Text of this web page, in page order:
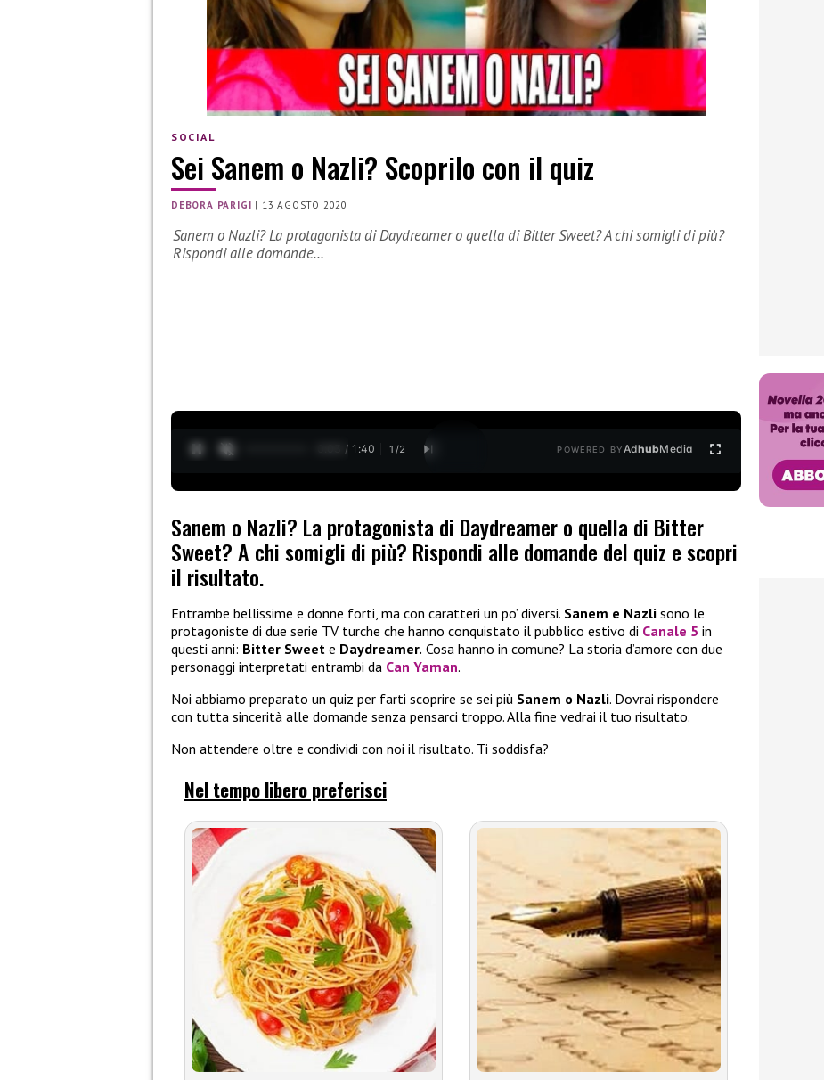
SOCIAL
Sei Sanem o Nazli? Scoprilo con il quiz
DEBORA PARIGI | 13 AGOSTO 2020
Sanem o Nazli? La protagonista di Daydreamer o quella di Bitter Sweet? A chi somigli di più?
Rispondi alle domande…
0:05 / 1:40 1 /2 POWERED BYAdhubMedia
Sanem o Nazli? La protagonista di Daydreamer o quella di Bitter
Sweet? A chi somigli di più? Rispondi alle domande del quiz e scopri
il risultato.
Entrambe bellissime e donne forti, ma con caratteri un po’ diversi. Sanem e Nazli sono le
protagoniste di due serie TV turche che hanno conquistato il pubblico estivo di Canale 5 in
questi anni: Bitter Sweet e Daydreamer. Cosa hanno in comune? La storia d’amore con due
personaggi interpretati entrambi da Can Yaman.
Noi abbiamo preparato un quiz per farti scoprire se sei più Sanem o Nazli. Dovrai rispondere
con tutta sincerità alle domande senza pensarci troppo. Alla fine vedrai il tuo risultato.
Non attendere oltre e condividi con noi il risultato. Ti soddisfa?
Nel tempo libero preferisci